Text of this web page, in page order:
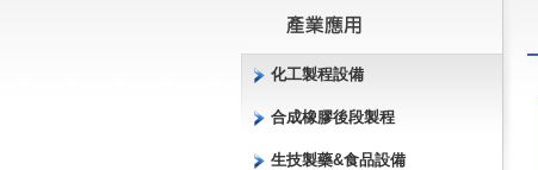
化工製程設備
合成橡膠後段製程
生技製藥&食品設備